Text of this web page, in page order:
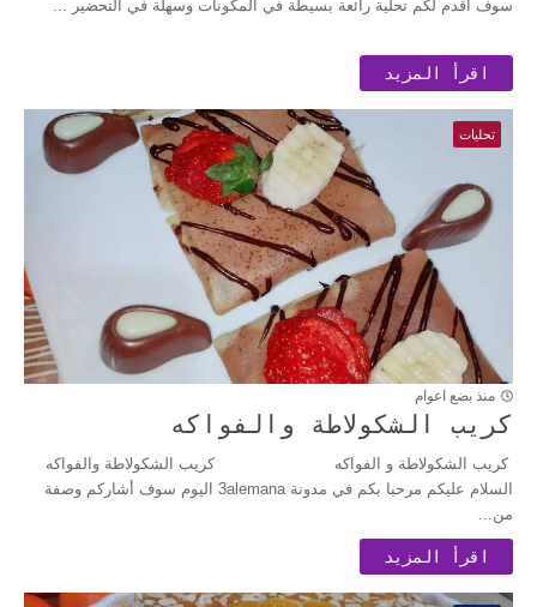
سوف أقدم لكم تحلية رائعة بسيطة في المكونات وسهلة في التحضير ...
اقرأ المزيد
تحليات
منذ بضع اعوام
كريب الشكولاطة والفواكه
كريب الشكولاطة و الفواكه كريب الشكولاطة والفواكه
السلام عليكم مرحبا بكم في مدونة 3alemana اليوم سوف أشاركم وصفة
من...
اقرأ المزيد